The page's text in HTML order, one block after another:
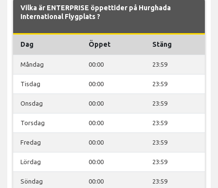
Vilka är ENTERPRISE öppettider på Hurghada
International Flygplats ?
Dag Öppet Stäng
Måndag 00:00 23:59
Tisdag 00:00 23:59
Onsdag 00:00 23:59
Torsdag 00:00 23:59
Fredag 00:00 23:59
Lördag 00:00 23:59
Söndag 00:00 23:59